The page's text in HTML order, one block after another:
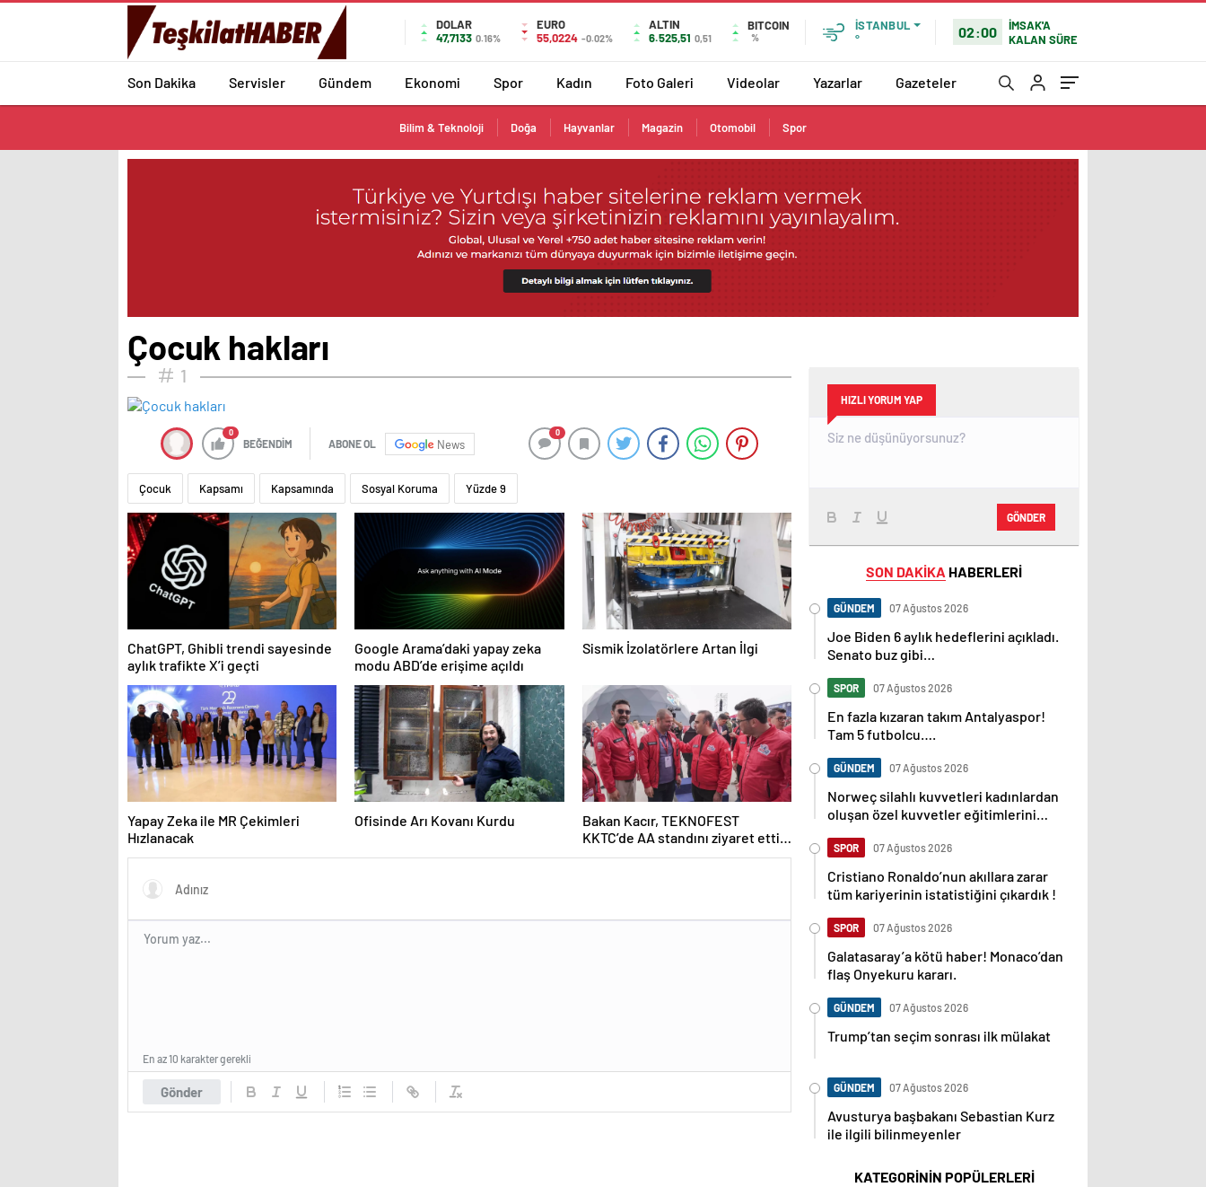
DOLAR
47,7133 0.16%
EURO
55,0224 -0.02%
ALTIN
6.525,51 0,51
BITCOIN
%
İSTANBUL
°
02:00
İMSAK'A
KALAN SÜRE
Son Dakika Servisler Gündem Ekonomi Spor Kadın Foto Galeri Videolar Yazarlar Gazeteler
Bilim & Teknoloji Doğa Hayvanlar Magazin Otomobil Spor
Çocuk hakları
1
0
BEĞENDİM ABONE OL News
0
Çocuk Kapsamı Kapsamında Sosyal Koruma Yüzde 9
ChatGPT, Ghibli trendi sayesinde
aylık trafikte X’i geçti
Google Arama’daki yapay zeka
modu ABD’de erişime açıldı
Sismik İzolatörlere Artan İlgi
Yapay Zeka ile MR Çekimleri
Hızlanacak
Ofisinde Arı Kovanı Kurdu
Bakan Kacır, TEKNOFEST
KKTC’de AA standını ziyaret etti
Açıklaması
Gönder
En az 10 karakter gerekli
HIZLI YORUM YAP
GÖNDER
SON DAKİKA HABERLERİ
GÜNDEM 07 Ağustos 2026
Joe Biden 6 aylık hedeflerini açıkladı.
Senato buz gibi…
SPOR 07 Ağustos 2026
En fazla kızaran takım Antalyaspor!
Tam 5 futbolcu….
GÜNDEM 07 Ağustos 2026
Norweç silahlı kuvvetleri kadınlardan
oluşan özel kuvvetler eğitimlerini
SPOR 07 Ağustos 2026
Cristiano Ronaldo’nun akıllara zarar
tüm kariyerinin istatistiğini çıkardık !
SPOR 07 Ağustos 2026
Galatasaray’a kötü haber! Monaco’dan
flaş Onyekuru kararı.
GÜNDEM 07 Ağustos 2026
Trump’tan seçim sonrası ilk mülakat
GÜNDEM 07 Ağustos 2026
Avusturya başbakanı Sebastian Kurz
ile ilgili bilinmeyenler
KATEGORİNİN POPÜLERLERİ